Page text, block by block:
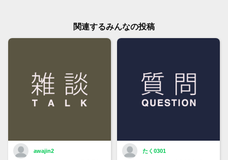
関連するみんなの投稿
awajin2 たく0301